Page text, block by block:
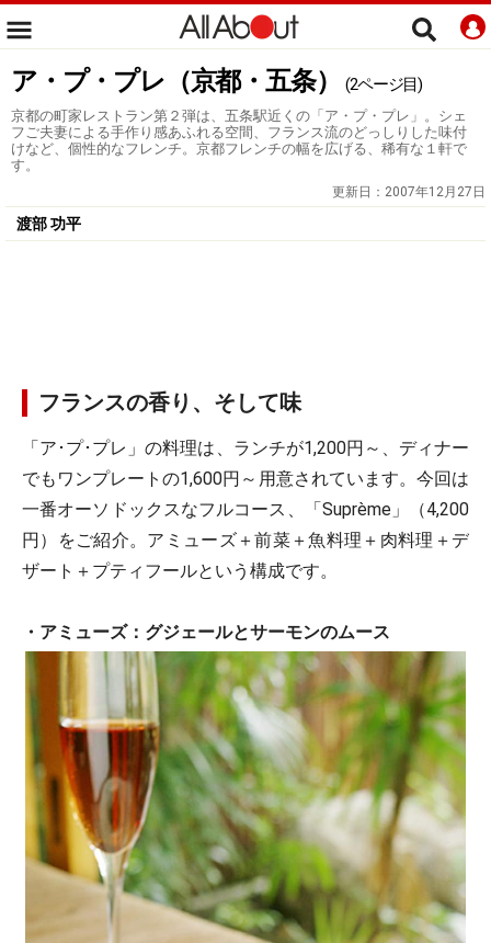
ア・プ・プレ（京都・五条） (2ページ目)
京都の町家レストラン第２弾は、五条駅近くの「ア・プ・プレ」。シェ
フご夫妻による手作り感あふれる空間、フランス流のどっしりした味付
けなど、個性的なフレンチ。京都フレンチの幅を広げる、稀有な１軒で
す。
更新日： 2007年12月27日
渡部 功平
フランスの香り、そして味
「ア･プ･プレ」の料理は、ランチが1,200円～、ディナー
でもワンプレートの1,600円～用意されています。今回は
一番オーソドックスなフルコース、「Suprème」（4,200
円）をご紹介。アミューズ＋前菜＋魚料理＋肉料理＋デ
ザート＋プティフールという構成です。
・アミューズ：グジェールとサーモンのムース